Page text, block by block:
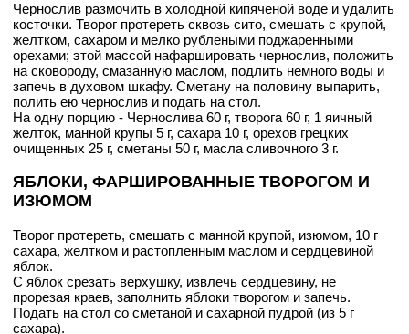
Чернослив размочить в холодной кипяченой воде и удалить
косточки. Творог протереть сквозь сито, смешать с крупой,
желтком, сахаром и мелко рублеными поджаренными
орехами; этой массой нафаршировать чернослив, положить
на сковороду, смазанную маслом, подлить немного воды и
запечь в духовом шкафу. Сметану на половину выпарить,
полить ею чернослив и подать на стол.
На одну порцию - Чернослива 60 г, творога 60 г, 1 яичный
желток, манной крупы 5 г, сахара 10 г, орехов грецких
очищенных 25 г, сметаны 50 г, масла сливочного 3 г.
ЯБЛОКИ, ФАРШИРОВАННЫЕ ТВОРОГОМ И
ИЗЮМОМ
Творог протереть, смешать с манной крупой, изюмом, 10 г
сахара, желтком и растопленным маслом и сердцевиной
яблок.
С яблок срезать верхушку, извлечь сердцевину, не
прорезая краев, заполнить яблоки творогом и запечь.
Подать на стол со сметаной и сахарной пудрой (из 5 г
сахара).